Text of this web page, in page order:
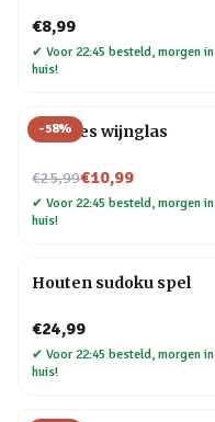
€8,99
✔ Voor 22:45 besteld, morgen in
huis!
-58%
Wijnfles wijnglas
€25,99
Nu voor€10,99
✔ Voor 22:45 besteld, morgen in
huis!
Houten sudoku spel
€24,99
✔ Voor 22:45 besteld, morgen in
huis!